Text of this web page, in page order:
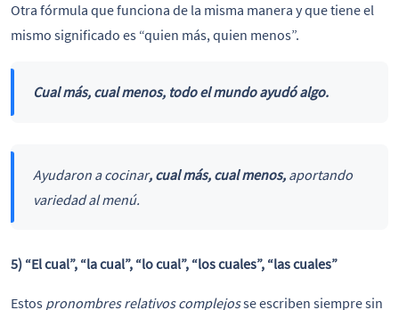
Otra fórmula que funciona de la misma manera y que tiene el
mismo significado es “quien más, quien menos”.
Cual más, cual menos, todo el mundo ayudó algo.
Ayudaron a cocinar, cual más, cual menos, aportando
variedad al menú.
5) “El cual”, “la cual”, “lo cual”, “los cuales”, “las cuales”
Estos pronombres relativos complejosse escriben siempre sin